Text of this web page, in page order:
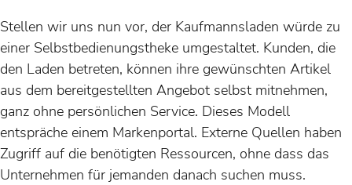
Stellen wir uns nun vor, der Kaufmannsladen würde zu
einer Selbstbedienungstheke umgestaltet. Kunden, die
den Laden betreten, können ihre gewünschten Artikel
aus dem bereitgestellten Angebot selbst mitnehmen,
ganz ohne persönlichen Service. Dieses Modell
entspräche einem Markenportal. Externe Quellen haben
Zugriff auf die benötigten Ressourcen, ohne dass das
Unternehmen für jemanden danach suchen muss.